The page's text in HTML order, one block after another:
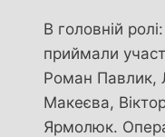
В головній
приймали
Роман Павлик,
Макеєва,
Ярмолюк.